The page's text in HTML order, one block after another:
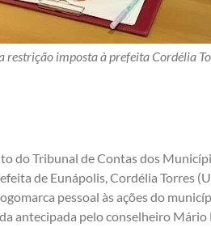
restrição imposta à prefeita Cordélia
do Tribunal de Contas dos
de Eunápolis, Cordélia Torres
pessoal às ações do
antecipada pelo conselheiro Mário